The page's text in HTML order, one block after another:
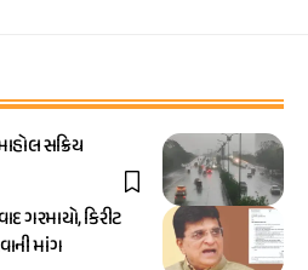
સક્રિય
ગરમાયો, કિરીટ
માંગ